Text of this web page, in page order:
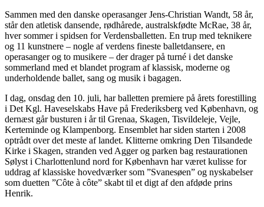
Sammen med den danske operasanger Jens-Christian Wandt, 58 år,
står den atletisk dansende, rødhårede, australskfødte McRae, 38 år,
hver sommer i spidsen for Verdensballetten. En trup med teknikere
og 11 kunstnere – nogle af verdens fineste balletdansere, en
operasanger og to musikere – der drager på turné i det danske
sommerland med et blandet program af klassisk, moderne og
underholdende ballet, sang og musik i bagagen.
I dag, onsdag den 10. juli, har balletten premiere på årets forestilling
i Det Kgl. Haveselskabs Have på Frederiksberg ved København, og
dernæst går busturen i år til Grenaa, Skagen, Tisvildeleje, Vejle,
Kerteminde og Klampenborg. Ensemblet har siden starten i 2008
optrådt over det meste af landet. Klitterne omkring Den Tilsandede
Kirke i Skagen, stranden ved Agger og parken bag restaurationen
Sølyst i Charlottenlund nord for København har været kulisse for
uddrag af klassiske hovedværker som ”Svanesøen” og nyskabelser
som duetten ”Côte à côte” skabt til et digt af den afdøde prins
Henrik.